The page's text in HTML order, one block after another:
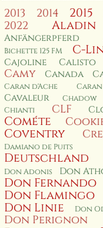
2013 2014 2015
2022 Aladin
Anfängerpferd
Bichette 125 FM C-
Cajoline Calisto
Camy Canada
Caran d'Ache
Caran
Cavaleur
Chadow
Chianti CLF
Cométe
Coventry
Damiano de Puits
Deutschland
Don Adonis Don
Don Fernando
Don Flamingo
Don Linie Don
Don Perignon